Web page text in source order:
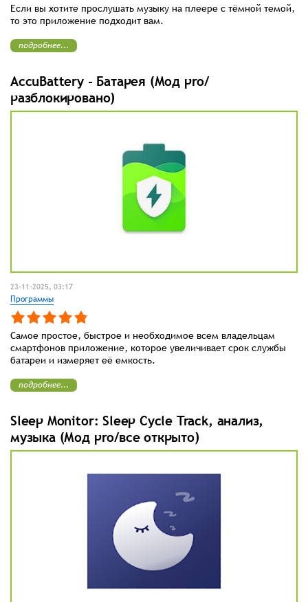
Если вы хотите прослушать музыку на плеере с тёмной темой,
то это приложение подходит вам.
подробнее...
23-11-2025, 03:17
AccuBattery - Батарея (Мод pro/
разблокировано)
Программы
Самое простое, быстрое и необходимое всем владельцам
смартфонов приложение, которое увеличивает срок службы
батареи и измеряет её емкость.
подробнее...
Sleep Monitor: Sleep Cycle Track, анализ,
музыка (Мод pro/все открыто)